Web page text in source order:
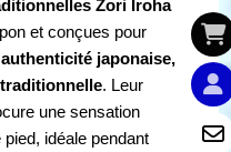
Zori Iroha
et conçues pour
authenticité japonaise,
. Leur
une sensation
idéale pendant